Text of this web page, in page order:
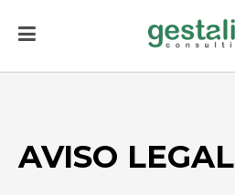
AVISO LEGAL